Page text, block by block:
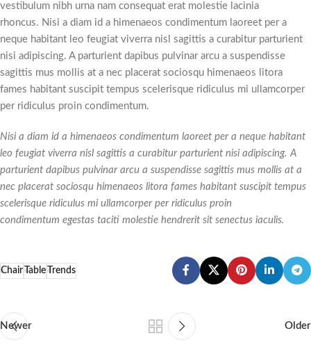
vestibulum nibh urna nam consequat erat molestie lacinia
rhoncus. Nisi a diam id a himenaeos condimentum laoreet per a
neque habitant leo feugiat viverra nisl sagittis a curabitur parturient
nisi adipiscing. A parturient dapibus pulvinar arcu a suspendisse
sagittis mus mollis at a nec placerat sociosqu himenaeos litora
fames habitant suscipit tempus scelerisque ridiculus mi ullamcorper
per ridiculus proin condimentum.
Nisi a diam id a himenaeos condimentum laoreet per a neque habitant
leo feugiat viverra nisl sagittis a curabitur parturient nisi adipiscing. A
parturient dapibus pulvinar arcu a suspendisse sagittis mus mollis at a
nec placerat sociosqu himenaeos litora fames habitant suscipit tempus
scelerisque ridiculus mi ullamcorper per ridiculus proin
condimentum egestas taciti molestie hendrerit sit senectus iaculis.
ChairTableTrends
Newer Older